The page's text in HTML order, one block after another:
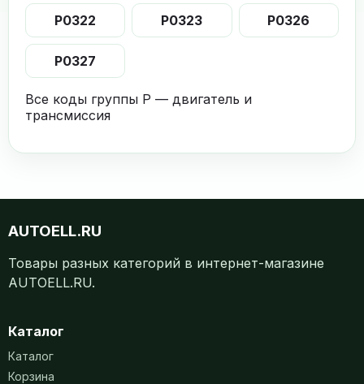
P0322 P0323 P0326
P0327
Все коды группы P — двигатель и
трансмиссия
AUTOELL.RU
Товары разных категорий в интернет-магазине
AUTOELL.RU.
Каталог
Каталог
Корзина